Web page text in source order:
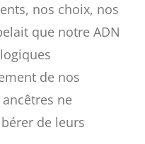
nos choix, nos
que notre ADN
de nos
ne
de leurs